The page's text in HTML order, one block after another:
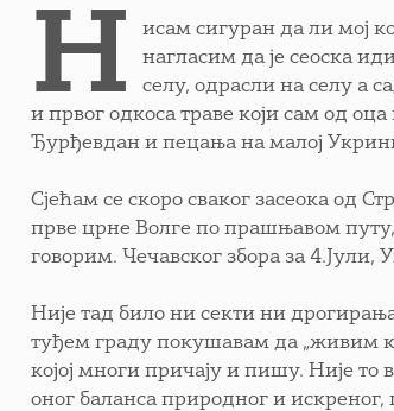
Н
исам сигуран да ли мој
нагласим да је сеоска
селу, одрасли на селу а
и првог одкоса траве који сам од
Ђурђевдан и пецања на малој
Сјећам се скоро сваког засеока од
прве црне Волге по прашњавом
говорим. Чечавског збора за
Није тад било ни секти ни
туђем граду покушавам да „живим
којој многи причају и пишу. Није
оног баланса природног и